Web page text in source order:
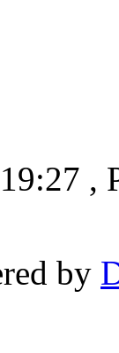
,
by